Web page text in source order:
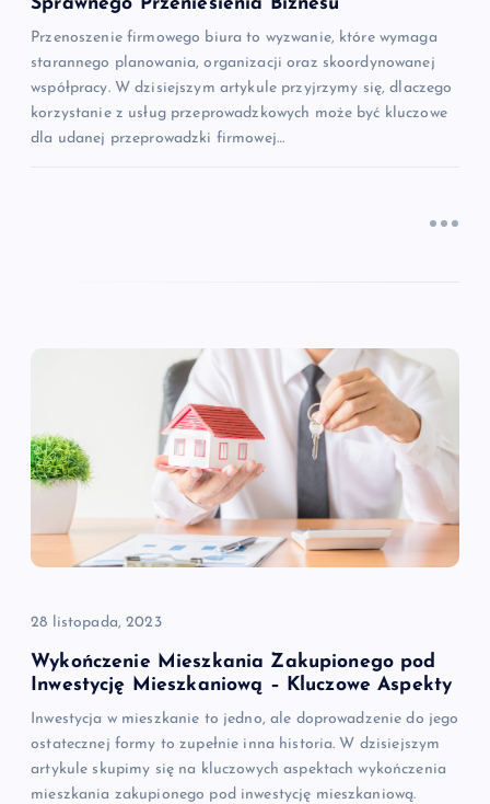
uPrzenoszenie firmowego biura to wyzwanie, które wymaga
starannego planowania, organizacji oraz skoordynowanej
współpracy. W dzisiejszym artykule przyjrzymy się, dlaczego
korzystanie z usług przeprowadzkowych może być kluczowe
dla udanej przeprowadzki firmowej…
28 listopada, 2023
Wykończenie Mieszkania Zakupionego pod
Inwestycję Mieszkaniową – Kluczowe Aspekty
Inwestycja w mieszkanie to jedno, ale doprowadzenie do jego
ostatecznej formy to zupełnie inna historia. W dzisiejszym
artykule skupimy się na kluczowych aspektach wykończenia
mieszkania zakupionego pod inwestycję mieszkaniową.